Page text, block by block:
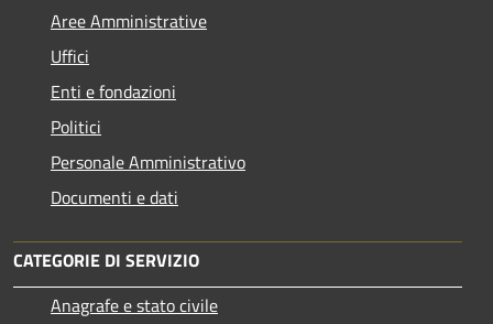
Aree Amministrative
Uffici
Enti e fondazioni
Politici
Personale Amministrativo
Documenti e dati
CATEGORIE DI SERVIZIO
Anagrafe e stato civile